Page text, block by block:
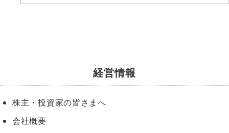
経営情報
株主・投資家の皆さまへ
会社概要